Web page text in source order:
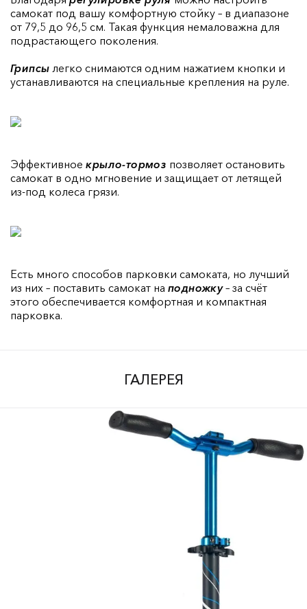
самокат под вашу комфортную стойку – в диапазоне
от 79,5 до 96,5 см. Такая функция немаловажна для
подрастающего поколения.
Грипсы легко снимаются одним нажатием кнопки и
устанавливаются на специальные крепления на руле.
Эффективное крыло-тормоз позволяет остановить
самокат в одно мгновение и защищает от летящей
из-под колеса грязи.
Есть много способов парковки самоката, но лучший
из них – поставить самокат на подножку– за счёт
этого обеспечивается комфортная и компактная
парковка.
ГАЛЕРЕЯ